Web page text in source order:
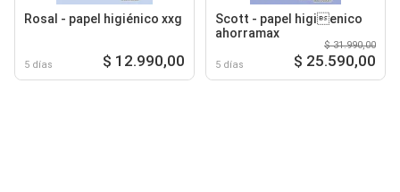
Rosal - papel higiénico xxg
5 días $ 12.990,00
Scott - papel higienico
ahorramax
5 días
$ 31.990,00
$ 25.590,00